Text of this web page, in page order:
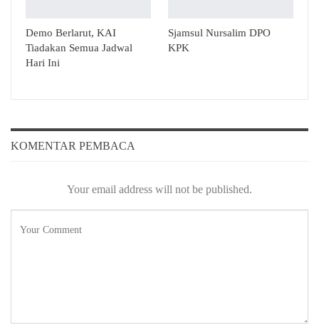
Demo Berlarut, KAI
Tiadakan Semua Jadwal
Hari Ini
Sjamsul Nursalim DPO
KPK
KOMENTAR PEMBACA
Your email address will not be published.